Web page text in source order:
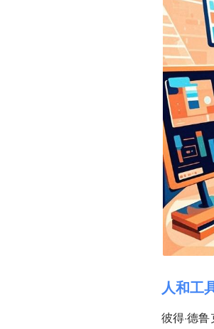
人和工
彼得·德